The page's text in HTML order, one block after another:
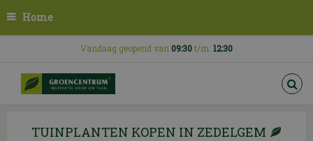
n
Home
Vandaag geopend van 09:30t/m. 12:30
TUINPLANTEN KOPEN IN ZEDELGEM